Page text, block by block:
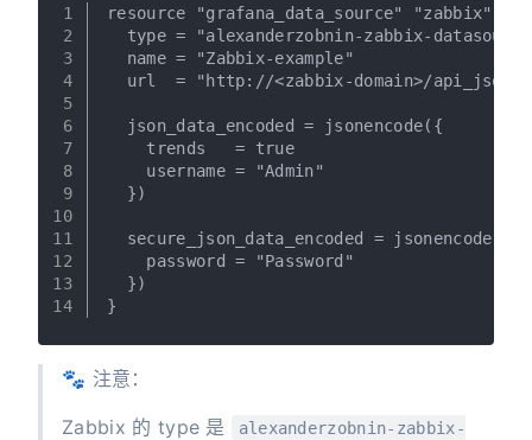
1
2
3
4
5
6
7
8
9
10
11
12
13
14
resource "grafana_data_source" "zabbix" {
type = "alexanderzobnin-zabbix-
  name = "Zabbix-example"
url  = "http://<zabbix-domain>/
  json_data_encoded = jsonencode({
    trends   = true
    username = "Admin"
  })
  secure_json_data_encoded = jsonencode({
    password = "Password"
  })
}
🐾 注意：
Zabbix 的 type 是
alexanderzobnin-zabbix-